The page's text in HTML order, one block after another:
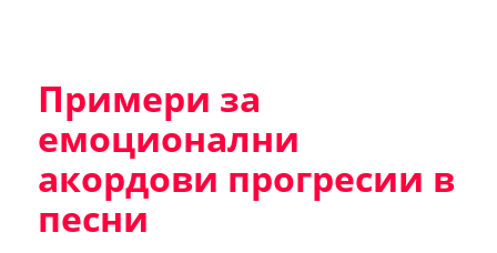
Примери за
емоционални
акордови прогресии в
песни